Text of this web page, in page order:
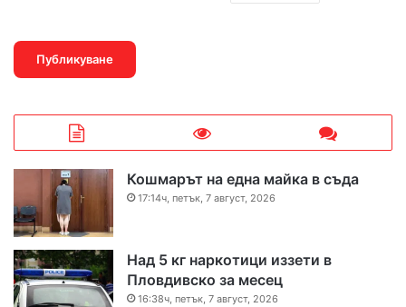
Кошмарът на една майка в съда
17:14ч, петък, 7 август, 2026
Над 5 кг наркотици иззети в
Пловдивско за месец
16:38ч, петък, 7 август, 2026